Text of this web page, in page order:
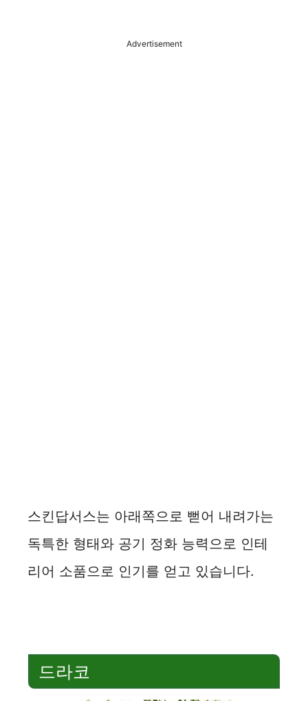
Advertisement
스킨답서스는 아래쪽으로 뻗어 내려가는
독특한 형태와 공기 정화 능력으로 인테
리어 소품으로 인기를 얻고 있습니다.
드라코